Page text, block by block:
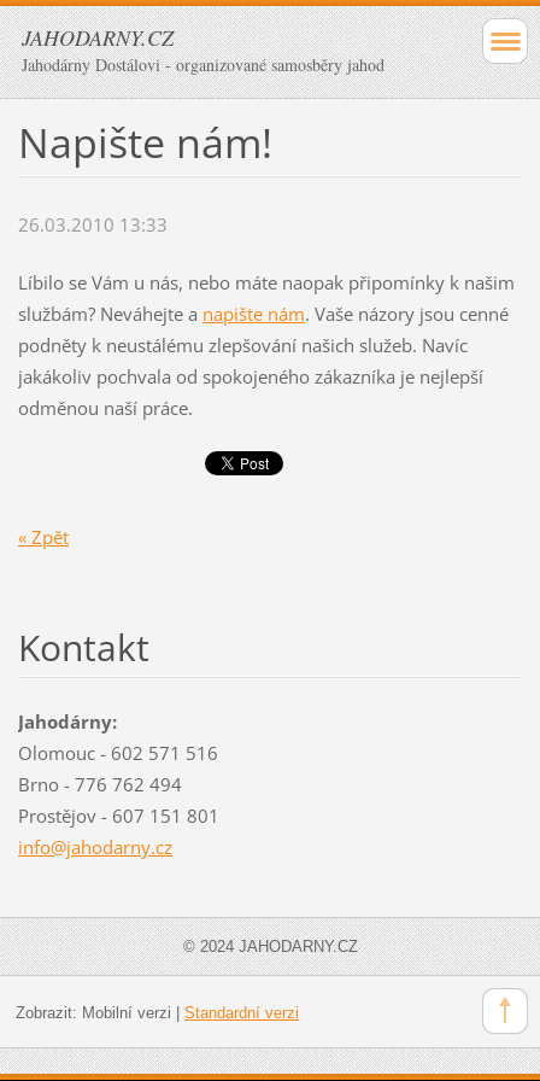
JAHODARNY.CZ
Jahodárny Dostálovi - organizované samosběry jahod
Napište nám!
26.03.2010 13:33
Líbilo se Vám u nás, nebo máte naopak připomínky k našim
službám? Neváhejte a napište nám. Vaše názory jsou cenné
podněty k neustálému zlepšování našich služeb. Navíc
jakákoliv pochvala od spokojeného zákazníka je nejlepší
odměnou naší práce.
« Zpět
Kontakt
Jahodárny:
Olomouc - 602 571 516
Brno - 776 762 494
Prostějov - 607 151 801
info@jahodarny.cz
© 2024 JAHODARNY.CZ
Zobrazit: Mobilní verzi Standardní verzi